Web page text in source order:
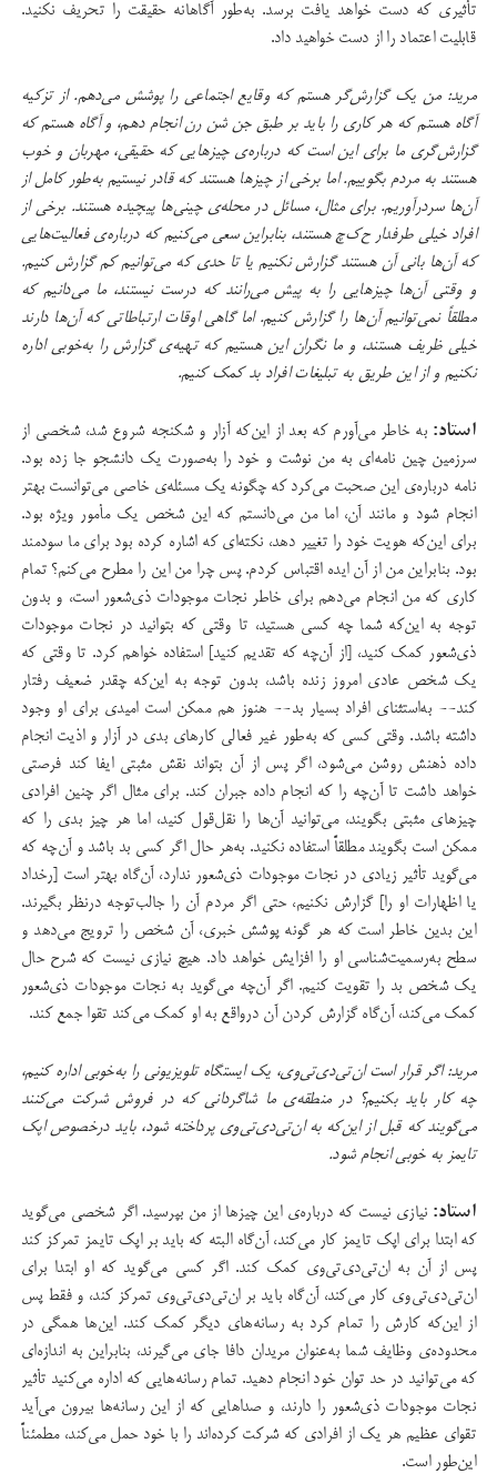
تأثیری که دست خواهد یافت برسد. به‌طور آگاهانه حقیقت را تحریف نکنید.
قابلیت اعتماد را از دست خواهید داد.
مرید: من یک گزارش‌گر هستم که وقایع اجتماعی را پوشش می‌دهم. از تزکیه
آگاه هستم که هر کاری را باید بر طبق جن شن رن انجام دهم، و آگاه هستم که
گزارش‌گری ما برای این است که درباره‌ی چیزهایی که حقیقی، مهربان و خوب
هستند به مردم بگوییم. اما برخی از چیزها هستند که قادر نیستیم به‌طور کامل از
آن‌ها سردرآوریم. برای مثال، مسائل در محله‌ی چینی‌ها پیچیده هستند. برخی از
افراد خیلی طرفدار ح‌ک‌چ هستند، بنابراین سعی می‌کنیم که درباره‌ی فعالیت‌هایی
که آن‌ها بانی آن هستند گزارش نکنیم یا تا حدی که می‌توانیم کم گزارش کنیم.
و وقتی آن‌ها چیزهایی را به پیش می‌رانند که درست نیستند، ما می‌دانیم که
مطلقاً نمی‌توانیم آن‌ها را گزارش کنیم. اما گاهی اوقات ارتباطاتی که آن‌ها دارند
خیلی ظریف هستند، و ما نگران این هستیم که تهیه‌ی گزارش را به‌خوبی اداره
نکنیم و از این طریق به تبلیغات افراد بد کمک کنیم.
استاد: به‌ خاطر می‌آورم که بعد از این‌که آزار و شکنجه شروع شد، شخصی از
سرزمین چین نامه‌ای به من نوشت و خود را به‌صورت یک دانشجو جا زده بود.
نامه درباره‌ی این صحبت می‌کرد که چگونه یک مسئله‌ی خاصی می‌توانست بهتر
انجام شود و مانند آن، اما من می‌دانستم که این شخص یک مأمور ویژه بود.
برای این‌که هویت خود را تغییر دهد، نکته‌ای که اشاره کرده بود برای ما سودمند
بود. بنابراین من از آن ایده اقتباس کردم. پس چرا من این را مطرح می‌کنم؟ تمام
کاری که من انجام می‌دهم برای خاطر نجات موجودات ذی‌شعور است، و بدون
توجه به این‌که شما چه کسی هستید،‌ تا وقتی که بتوانید در نجات موجودات
ذی‌شعور کمک کنید، [از آن‌چه که تقدیم کنید] استفاده خواهم کرد. تا وقتی که
یک شخص عادی امروز زنده باشد، بدون توجه به این‌که چقدر ضعیف رفتار
کند-- به‌استثنای افراد بسیار بد-- هنوز هم ممکن است امیدی برای او وجود
داشته باشد. وقتی کسی که به‌طور غیر فعالی کارهای بدی در آزار و اذیت انجام
داده ذهنش روشن می‌شود، اگر پس از آن بتواند نقش مثبتی ایفا کند فرصتی
خواهد داشت تا آن‌چه را که انجام داده جبران کند. برای مثال اگر چنین افرادی
چیزهای مثبتی بگویند، می‌توانید آن‌ها را نقل‌قول کنید، اما هر چیز بدی را که
ممکن است بگویند مطلقاً استفاده نکنید. به‌هر حال اگر کسی بد باشد و آن‌چه که
می‌گوید تأثیر زیادی در نجات موجودات ذی‌شعور ندارد، آن‌گاه بهتر است [رخداد
یا اظهارات او را] گزارش نکنیم، حتی اگر مردم آن‌ را جالب‌توجه درنظر بگیرند.
این بدین خاطر است که هر گونه پوشش خبری، آن شخص را ترویج می‌دهد و
سطح به‌رسمیت‌شناسی او را افزایش خواهد داد. هیچ نیازی نیست که شرح حال
یک شخص بد را تقویت کنیم. اگر آن‌چه می‌گوید به نجات موجودات ذی‌شعور
کمک می‌کند، آن‌گاه گزارش کردن آن درواقع به او کمک می‌کند تقوا جمع کند.
مرید: اگر قرار است ان‌تی‌دی‌تی‌وی، یک ایستگاه تلویزیونی را به‌خوبی اداره کنیم،
چه کار باید بکنیم؟ در منطقه‌ی ما شاگردانی که در فروش شرکت می‌کنند
می‌گویند که قبل از این‌که به ان‌تی‌دی‌تی‌وی پرداخته شود، باید درخصوص اپک
تایمز به خوبی انجام شود.
استاد: نیازی نیست که درباره‌ی این چیزها از من بپرسید. اگر شخصی می‌گوید
که ابتدا برای اپک تایمز کار می‌کند، آن‌گاه البته که باید بر اپک تایمز تمرکز کند
پس از آن به ان‌تی‌دی‌تی‌وی کمک کند. اگر کسی می‌گوید که او ابتدا برای
ان‌تی‌دی‌تی‌وی کار می‌کند، آن‌گاه باید بر ان‌تی‌دی‌تی‌وی تمرکز کند، و فقط پس
از این‌که کارش را تمام کرد به رسانه‌های دیگر کمک کند. این‌ها همگی در
محدوده‌ی وظایف شما به‌عنوان مریدان دافا جای می‌گیرند، بنابراین به اندازه‌ای
که می‌توانید در حد توان خود انجام دهید. تمام رسانه‌هایی که اداره می‌کنید تأثیر
نجات موجودات ذی‌شعور را دارند، و صداهایی که از این رسانه‌ها بیرون می‌آید
تقوای عظیم هر یک از افرادی که شرکت کرده‌اند را با خود حمل می‌کند، مطمئناً
این‌طور است.